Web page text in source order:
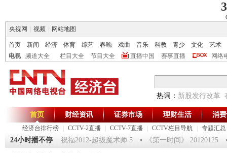
央视网
视频 网站地图
首页 新闻 经济 体育 综艺 春晚 戏曲 音乐 科教 青少 文化
艺术
电视
频道大全 栏目大全 节目大全 直播中国 赛事直播 网络
热词： 新股发行改革
首页
经济台排行榜 CCTV-2直播 CCTV-7直播 CCTV栏目导航 专题汇总
财经资讯 证券市场 理财生活 消
24小时播不停
站》20120125 祝福2012-超级魔术师 5 《第一时间》 20120125